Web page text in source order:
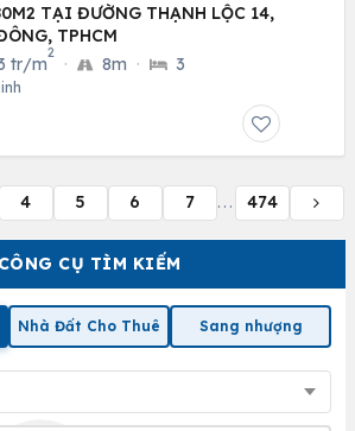
CÔNG CỤ TÌM KIẾM
Nhà Đất Cho Thuê Sang nhượng
TẠI ĐƯỜNG THẠNH LỘC 14,
TPHCM
tr/m
2
· 8m · 3
4 5 6 7 ... 474